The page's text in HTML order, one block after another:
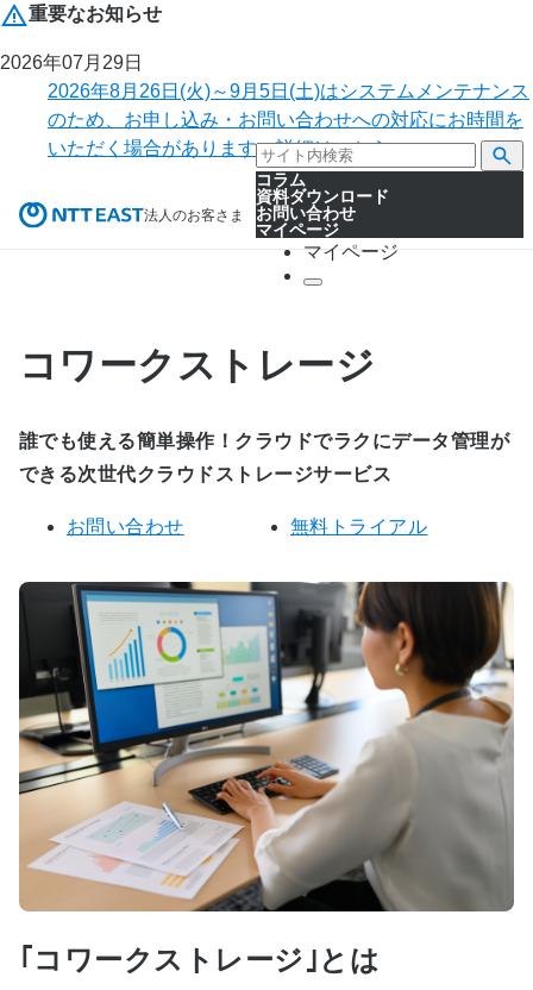
重要なお知らせ
2026年07月29日
2026年8月26日(火)～9月5日(土)はシステムメンテナンス
のため、お申し込み・お問い合わせへの対応にお時間を
いただく場合があります。詳細はこちら。
法人のお客さま
コラム
資料ダウンロード
お問い合わせ
マイページ
マイページ
コワークストレージ
誰でも使える簡単操作！クラウドでラクにデータ管理が
できる次世代クラウドストレージサービス
お問い合わせ 無料トライアル
｢コワークストレージ｣とは